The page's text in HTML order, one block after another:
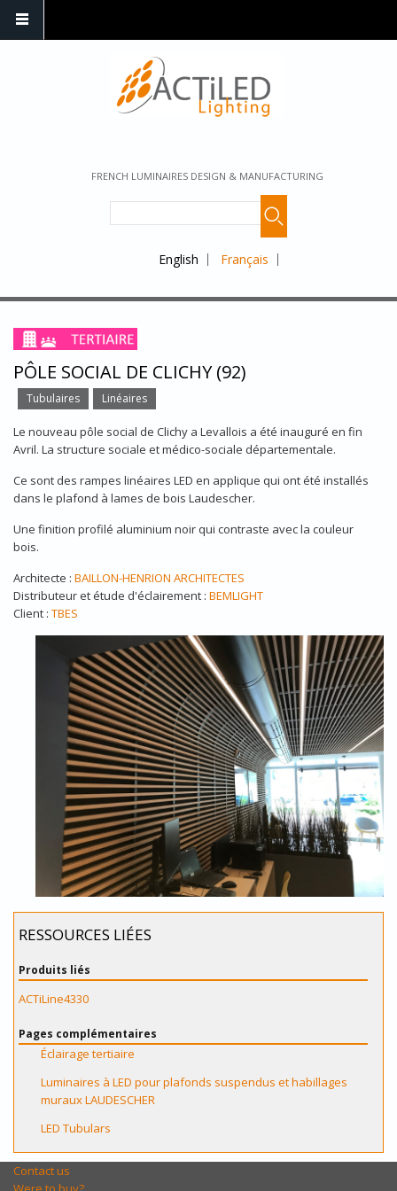
FRENCH LUMINAIRES DESIGN & MANUFACTURING
English Français
PÔLE SOCIAL DE CLICHY (92)
Tubulaires Linéaires
Le nouveau pôle social de Clichy a Levallois a été inauguré en fin
Avril. La structure sociale et médico-sociale départementale.
Ce sont des rampes linéaires LED en applique qui ont été installés
dans le plafond à lames de bois Laudescher.
Une finition profilé aluminium noir qui contraste avec la couleur
bois.
Architecte : BAILLON-HENRION ARCHITECTES
Distributeur et étude d'éclairement : BEMLIGHT
Client : TBES
RESSOURCES LIÉES
Produits liés
ACTiLine4330
Pages complémentaires
Éclairage tertiaire
Luminaires à LED pour plafonds suspendus et habillages
muraux LAUDESCHER
LED Tubulars
Contact us